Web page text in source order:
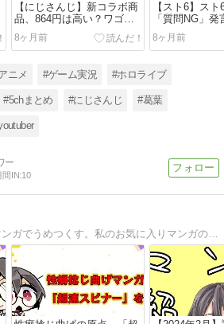
【にじさんじ】新コラボ商
品、864円は高い？ワゴン
行きを心配する声も
【VOLTACTION】
8ヶ月前
【スト6】ス
「質問NG」
汲む声も【叶
8ヶ月前
ニメ #ゲーム実況 #ホロライブ
#5chまとめ #にじさんじ #葛葉
間IN:10
ココロのスキマをスキなマンガでうめつくす。私のお気に入りマンガの紹介や、マンガに関する雑学などの記事を更新しています。